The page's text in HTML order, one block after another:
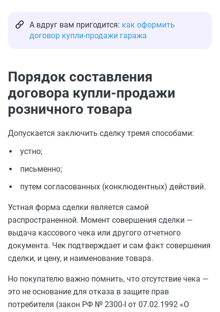
А вдруг вам пригодится: как оформить
договор купли-продажи гаража
Порядок составления
договора купли-продажи
розничного товара
Допускается заключить сделку тремя способами:
устно;
письменно;
путем согласованных (конклюдентных) действий.
Устная форма сделки является самой
распространенной. Момент совершения сделки —
выдача кассового чека или другого отчетного
документа. Чек подтверждает и сам факт совершения
сделки, и цену, и наименование товара.
Но покупателю важно помнить, что отсутствие чека —
это не основание для отказа в защите прав
потребителя (закон РФ № 2300-I от 07.02.1992 «О